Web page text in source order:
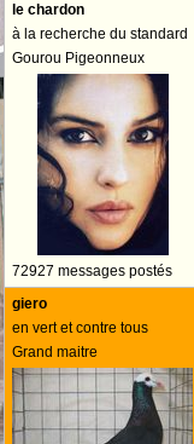
le chardon
à la recherche du standard
Gourou Pigeonneux
72927 messages postés
giero
en vert et contre tous
Grand maitre